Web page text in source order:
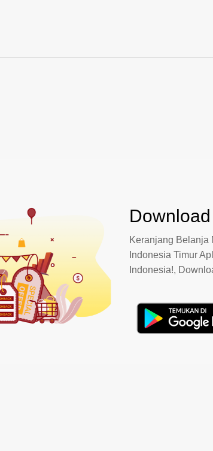
Keranjang Belanja
Indonesia Timur
Indonesia!,